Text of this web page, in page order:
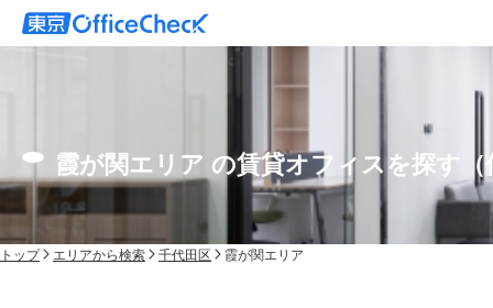
霞が関エリア の賃貸オフィスを探す
トップ エリアから検索 千代田区 霞が関エリア